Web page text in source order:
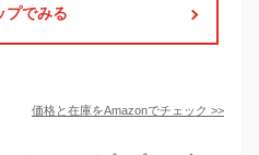
プでみる
価格と在庫をAmazonでチェック >>